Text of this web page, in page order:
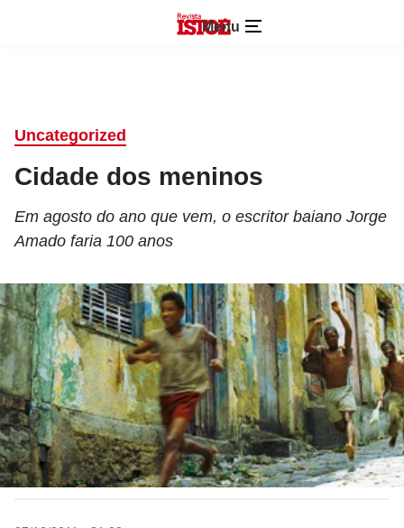
Menu
Uncategorized
Cidade dos meninos
Em agosto do ano que vem, o escritor baiano Jorge
Amado faria 100 anos